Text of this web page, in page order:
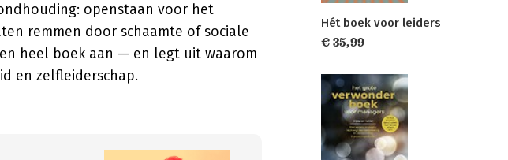
openstaan voor het
remmen door schaamte of sociale
heel boek aan — en legt uit waarom
en zelfleiderschap.
Hét boek voor leiders
€ 35,99